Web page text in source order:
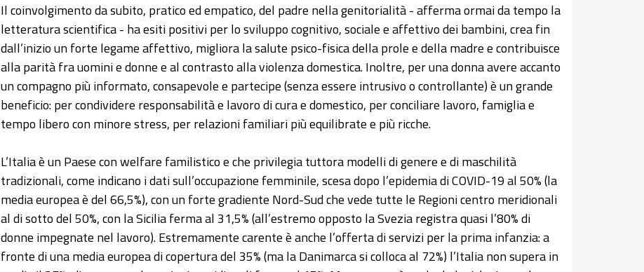
Il coinvolgimento da subito, pratico ed empatico, del padre nella genitorialità - afferma ormai da tempo la
letteratura scientifica - ha esiti positivi per lo sviluppo cognitivo, sociale e affettivo dei bambini, crea fin
dall’inizio un forte legame affettivo, migliora la salute psico-fisica della prole e della madre e contribuisce
alla parità fra uomini e donne e al contrasto alla violenza domestica. Inoltre, per una donna avere accanto
un compagno più informato, consapevole e partecipe (senza essere intrusivo o controllante) è un grande
beneficio: per condividere responsabilità e lavoro di cura e domestico, per conciliare lavoro, famiglia e
tempo libero con minore stress, per relazioni familiari più equilibrate e più ricche.
L’Italia è un Paese con welfare familistico e che privilegia tuttora modelli di genere e di maschilità
tradizionali, come indicano i dati sull’occupazione femminile, scesa dopo l’epidemia di COVID-19 al 50% (la
media europea è del 66,5%), con un forte gradiente Nord-Sud che vede tutte le Regioni centro meridionali
al di sotto del 50%, con la Sicilia ferma al 31,5% (all’estremo opposto la Svezia registra quasi l’80% di
donne impegnate nel lavoro). Estremamente carente è anche l’offerta di servizi per la prima infanzia: a
fronte di una media europea di copertura del 35% (ma la Danimarca si colloca al 72%) l’Italia non supera in